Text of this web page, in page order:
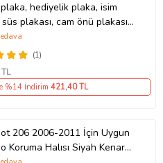
hediyelik plaka, isim
plakası, cam önü plakası,
(Sarı-Siyah)
(1)
%14 İndirim 421,40 TL
206 2006-2011 İçin Uygun
Koruma Halısı Siyah Kenar